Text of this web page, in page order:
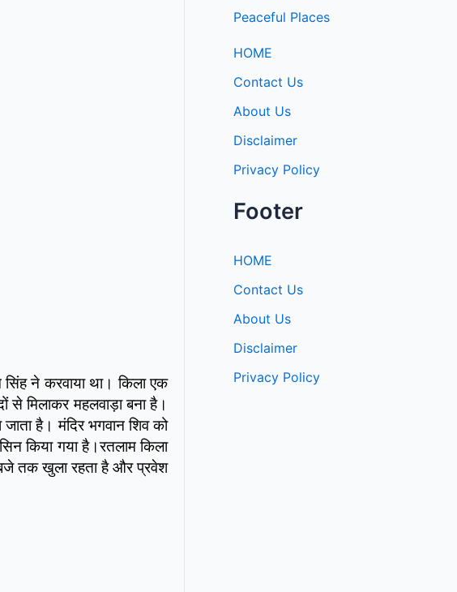
सिंह ने करवाया था। किला एक
मिलाकर महलवाड़ा बना है।
है। मंदिर भगवान शिव को
किया गया है।रतलाम किला
तक खुला रहता है और प्रवेश
Peaceful Places
HOME
Contact Us
About Us
Disclaimer
Privacy Policy
Footer
HOME
Contact Us
About Us
Disclaimer
Privacy Policy